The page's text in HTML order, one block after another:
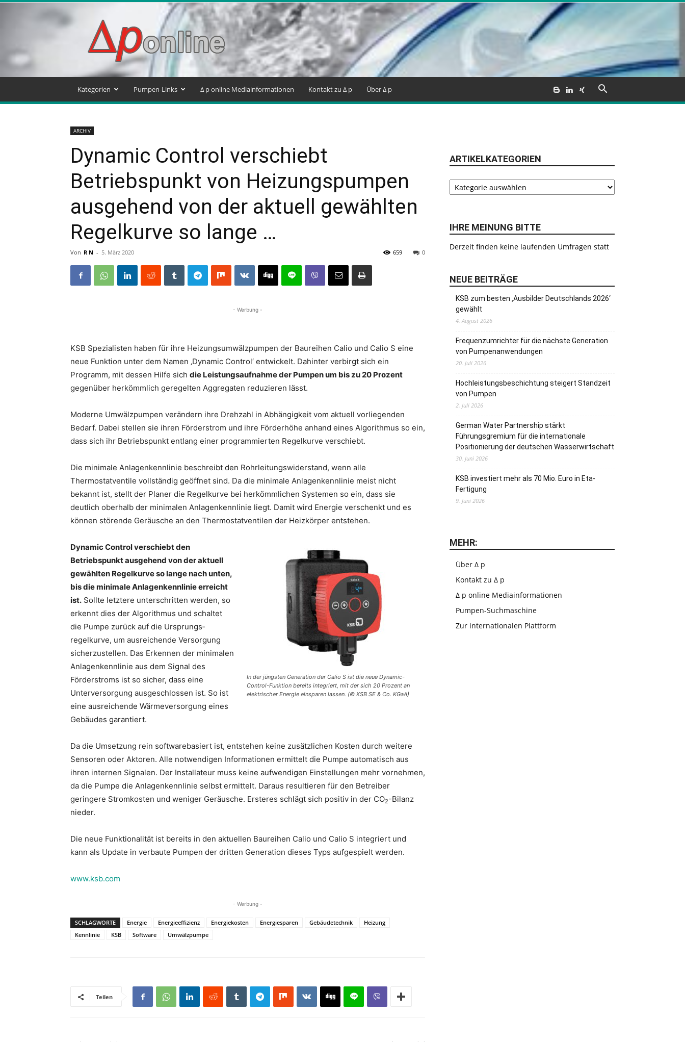
Delta
p
–
Pumpen
Systeme
Blog
Kategorien Pumpen-Links Δ p online Mediainformationen Kontakt zu Δ p Über Δ p
ARCHIV
Dynamic Control verschiebt
Betriebspunkt von Heizungspumpen
ausgehend von der aktuell gewählten
Regelkurve so lange …
Von R N - 5. März 2020 0
659
- Werbung -
KSB Spezialisten haben für ihre Heizungsumwälz­pumpen der Baureihen Calio und Calio S eine
neue Funktion unter dem Namen ‚Dynamic Control‘ entwickelt. Dahinter verbirgt sich ein
Programm, mit dessen Hilfe sich die Leistungsaufnahme der Pumpen um bis zu 20 Prozent
gegenüber herkömmlich geregelten Aggregaten reduzieren lässt.
Moderne Umwälzpumpen verändern ihre Drehzahl in Abhängigkeit vom aktuell vorliegenden
Bedarf. Dabei stellen sie ihren Förderstrom und ihre Förderhöhe anhand eines Algorithmus so ein,
dass sich ihr Betriebspunkt entlang einer programmierten Regelkurve verschiebt.
Die minimale Anlagenkennlinie beschreibt den Rohrleitungswiderstand, wenn alle
Thermostatventile vollständig geöffnet sind. Da die minimale Anlagen­kennlinie meist nicht
bekannt ist, stellt der Planer die Regelkurve bei herkömmlichen Systemen so ein, dass sie
deutlich oberhalb der minimalen Anlagenkennlinie liegt. Damit wird Energie verschenkt und es
können störende Geräusche an den Thermostatventilen der Heizkörper entstehen.
In der jüngsten Generation der Calio S ist die neue Dynamic-
Control-Funktion bereits integriert, mit der sich 20 Prozent an
elektrischer Energie einsparen lassen. (© KSB SE & Co. KGaA)
Dynamic Control verschiebt den
Betriebspunkt ausgehend von der aktuell
gewählten Regelkurve so lange nach unten,
bis die minimale Anlagen­kennlinie erreicht
ist. Sollte letztere unterschritten werden, so
erkennt dies der Algorithmus und schaltet
die Pumpe zurück auf die Ursprungs­
regelkurve, um ausreichende Versorgung
sicherzustellen. Das Erkennen der minimalen
Anlagenkennlinie aus dem Signal des
Förderstroms ist so sicher, dass eine
Unterversorgung ausgeschlossen ist. So ist
eine ausreichende Wärmeversorgung eines
Gebäudes garantiert.
Da die Umsetzung rein softwarebasiert ist, entstehen keine zusätzlichen Kosten durch weitere
Sensoren oder Aktoren. Alle notwendigen Informationen ermittelt die Pumpe automatisch aus
ihren internen Signalen. Der Installateur muss keine aufwendigen Einstellungen mehr vornehmen,
da die Pumpe die Anlagenkennlinie selbst ermittelt. Daraus resultieren für den Betreiber
geringere Stromkosten und weniger Geräusche. Ersteres schlägt sich positiv in der CO2-Bilanz
nieder.
Die neue Funktionalität ist bereits in den aktuellen Baureihen Calio und Calio S integriert und
kann als Update in verbaute Pumpen der dritten Generation dieses Typs aufgespielt werden.
www.ksb.com
- Werbung -
SCHLAGWORTE Energie Energieeffizienz Energiekosten Energiesparen Gebäudetechnik
Heizung
Kennlinie
KSB Software Umwälzpumpe
Teilen
ARTIKELKATEGORIEN
Artikelkategorien
IHRE MEINUNG BITTE
Derzeit finden keine laufenden Umfragen statt
NEUE BEITRÄGE
KSB zum besten ‚Ausbilder Deutschlands 2026‘
gewählt
4. August 2026
Frequenzumrichter für die nächste Generation
von Pumpenanwendungen
20. Juli 2026
Hochleistungsbeschichtung steigert Standzeit
von Pumpen
2. Juli 2026
German Water Partnership stärkt
Führungsgremium für die internationale
Positionierung der deutschen Wasserwirtschaft
30. Juni 2026
KSB investiert mehr als 70 Mio. Euro in Eta-
Fertigung
9. Juni 2026
MEHR:
Über Δ p
Kontakt zu Δ p
Δ p online Mediainformationen
Pumpen-Suchmaschine
Zur internationalen Plattform